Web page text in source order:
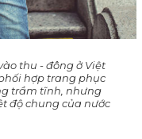
thu - đông ở Việt
hợp trang phục
trầm tĩnh, nhưng
độ chung của nước